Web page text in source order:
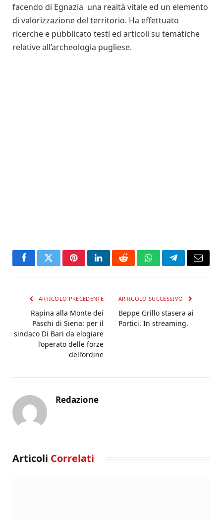
facendo di Egnazia una realtà vitale ed un elemento
di valorizzazione del territorio. Ha effettuato
ricerche e pubblicato testi ed articoli su tematiche
relative all’archeologia pugliese.
FacebookTwitterPinterestLinkedInRedditWhatsAppTelegramEmail
ARTICOLO PRECEDENTE
Rapina alla Monte dei
Paschi di Siena: per il
sindaco Di Bari da elogiare
l’operato delle forze
dell’ordine
ARTICOLO SUCCESSIVO
Beppe Grillo stasera ai
Portici. In streaming.
Redazione
Articoli Correlati